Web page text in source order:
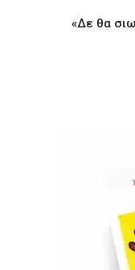
«Δε θα